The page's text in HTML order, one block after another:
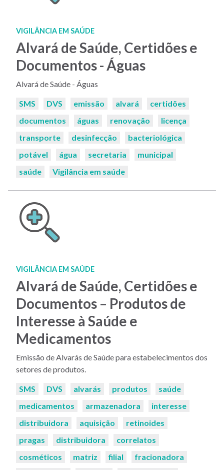
VIGILÂNCIA EM SAÚDE
Alvará de Saúde, Certidões e
Documentos - Águas
Alvará de Saúde - Águas
Palavras-
SMS DVS emissão alvará
certidões
documentos
águas renovação
licença
transporte
desinfecção
bacteriológica
potável
água secretaria
municipal
saúde
Vigilância em saúde
VIGILÂNCIA EM SAÚDE
Alvará de Saúde, Certidões e
Documentos – Produtos de
Interesse à Saúde e
Medicamentos
Emissão de Alvarás de Saúde para estabelecimentos dos
setores de produtos.
Palavras-
SMS DVS alvarás produtos
saúde
medicamentos
armazenadora
interesse
distribuidora
aquisição
retinoides
pragas
distribuidora
correlatos
cosméticos
matriz filial
fracionadora